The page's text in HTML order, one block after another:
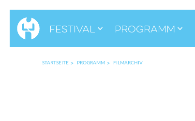
Festival Programm
STARTSEITE PROGRAMM FILMARCHIV